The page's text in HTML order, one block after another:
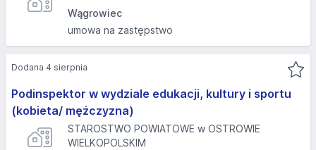
Wągrowiec
umowa na zastępstwo
Podinspektor w wydziale edukacji, kultury i sportu
(kobieta/ mężczyzna)
STAROSTWO POWIATOWE w OSTROWIE
WIELKOPOLSKIM
Dodana 4 sierpnia